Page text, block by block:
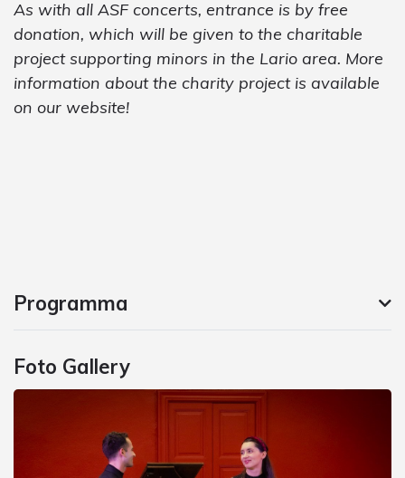
As with all ASF concerts, entrance is by free
donation, which will be given to the charitable
project supporting minors in the Lario area. More
information about the charity project is available
on our website!
Programma
Foto Gallery